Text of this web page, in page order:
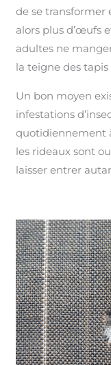
de se transformer
alors plus d’œufs
adultes ne
la teigne des
Un bon moyen
infestations
quotidiennement
les rideaux sont
laisser entrer